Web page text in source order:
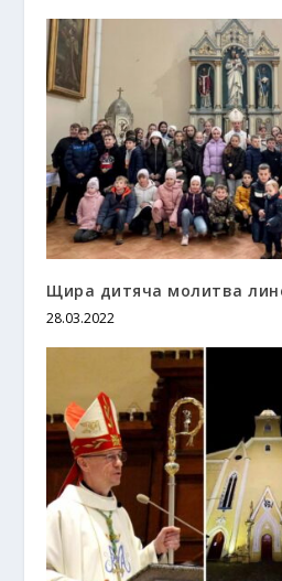
Щира дитяча молитва
28.03.2022